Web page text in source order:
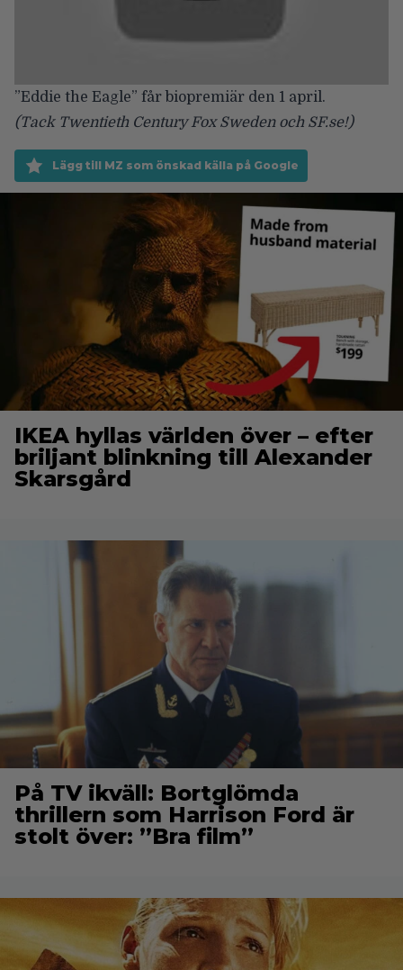
”Eddie the Eagle” får biopremiär den 1 april.
(Tack Twentieth Century Fox Sweden och SF.se!)
Lägg till MZ som önskad källa på Google
IKEA hyllas världen över – efter
briljant blinkning till Alexander
Skarsgård
På TV ikväll: Bortglömda
thrillern som Harrison Ford är
stolt över: ”Bra film”